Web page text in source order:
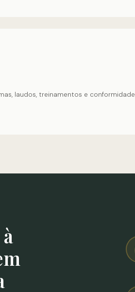
laudos, treinamentos e conformidade